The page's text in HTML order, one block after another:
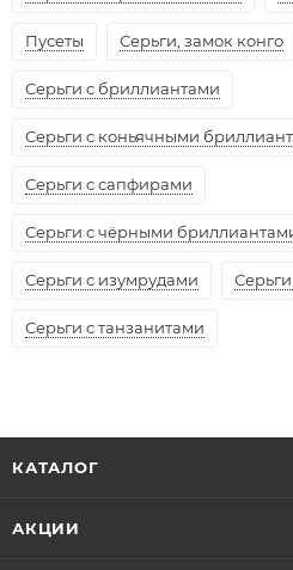
Пусеты Серьги, замок конго
Серьги с бриллиантами
Серьги с коньячными
Серьги с сапфирами
Серьги с чёрными
Серьги с изумрудами
Серьги с танзанитами
КАТАЛОГ
АКЦИИ